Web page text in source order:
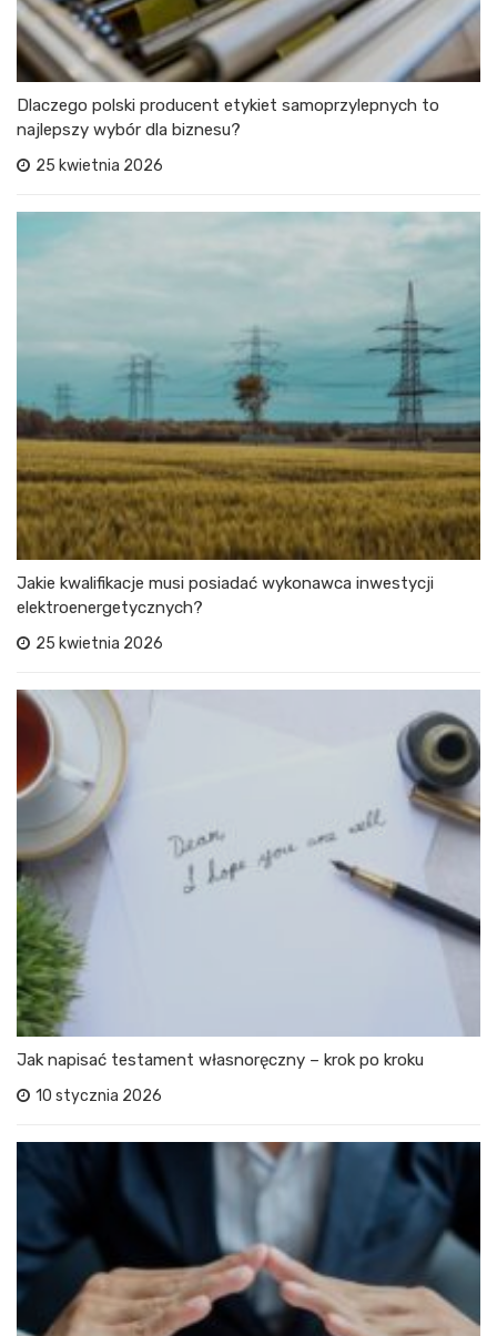
Dlaczego polski producent etykiet samoprzylepnych to
najlepszy wybór dla biznesu?
25 kwietnia 2026
Jakie kwalifikacje musi posiadać wykonawca inwestycji
elektroenergetycznych?
25 kwietnia 2026
Jak napisać testament własnoręczny – krok po kroku
10 stycznia 2026